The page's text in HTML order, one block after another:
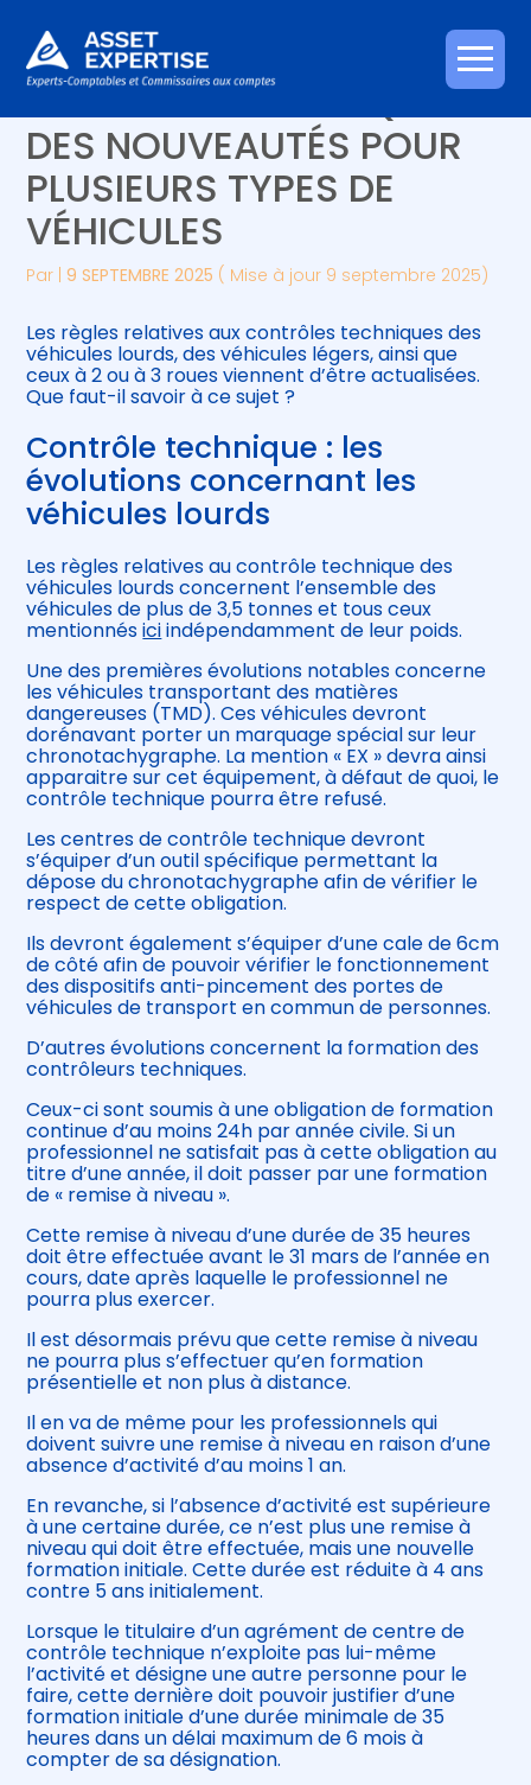
Aller
au
Créer et reprendre une activité
Gérer votre quotidien
Piloter votre entreprise
Développer votre entreprise
Être prêt pour la facturation
électronique
Piloter votre gestion
Suivre votre comptabilité
Gérer vos ressources humaines
CONTRÔLE TECHNIQUE :
DES NOUVEAUTÉS POUR
PLUSIEURS TYPES DE
VÉHICULES
Par |9 SEPTEMBRE 2025 ( Mise à jour 9 septembre 2025)
Les règles relatives aux contrôles techniques des
véhicules lourds, des véhicules légers, ainsi que
ceux à 2 ou à 3 roues viennent d’être actualisées.
Que faut-il savoir à ce sujet ?
Contrôle technique : les
évolutions concernant les
véhicules lourds
Les règles relatives au contrôle technique des
véhicules lourds concernent l’ensemble des
véhicules de plus de 3,5 tonnes et tous ceux
mentionnésiciindépendamment de leur poids.
Une des premières évolutions notables concerne
les véhicules transportant des matières
dangereuses (TMD). Ces véhicules devront
dorénavant porter un marquage spécial sur leur
chronotachygraphe. La mention « EX » devra ainsi
apparaitre sur cet équipement, à défaut de quoi, le
contrôle technique pourra être refusé.
Les centres de contrôle technique devront
s’équiper d’un outil spécifique permettant la
dépose du chronotachygraphe afin de vérifier le
respect de cette obligation.
Ils devront également s’équiper d’une cale de 6cm
de côté afin de pouvoir vérifier le fonctionnement
des dispositifs anti-pincement des portes de
véhicules de transport en commun de personnes.
D’autres évolutions concernent la formation des
contrôleurs techniques.
Ceux-ci sont soumis à une obligation de formation
continue d’au moins 24h par année civile. Si un
professionnel ne satisfait pas à cette obligation au
titre d’une année, il doit passer par une formation
de « remise à niveau ».
Cette remise à niveau d’une durée de 35 heures
doit être effectuée avant le 31 mars de l’année en
cours, date après laquelle le professionnel ne
pourra plus exercer.
Il est désormais prévu que cette remise à niveau
ne pourra plus s’effectuer qu’en formation
présentielle et non plus à distance.
Il en va de même pour les professionnels qui
doivent suivre une remise à niveau en raison d’une
absence d’activité d’au moins 1 an.
En revanche, si l’absence d’activité est supérieure
à une certaine durée, ce n’est plus une remise à
niveau qui doit être effectuée, mais une nouvelle
formation initiale. Cette durée est réduite à 4 ans
contre 5 ans initialement.
Lorsque le titulaire d’un agrément de centre de
contrôle technique n’exploite pas lui-même
l’activité et désigne une autre personne pour le
faire, cette dernière doit pouvoir justifier d’une
formation initiale d’une durée minimale de 35
heures dans un délai maximum de 6 mois à
compter de sa désignation.